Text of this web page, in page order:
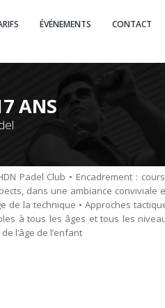
ÉVÉNEMENTS CONTACT
ANS
Padel Club • Encadrement :
dans une ambiance conviviale
de la technique • Approches
à tous les âges et tous les
l’âge de l’enfant